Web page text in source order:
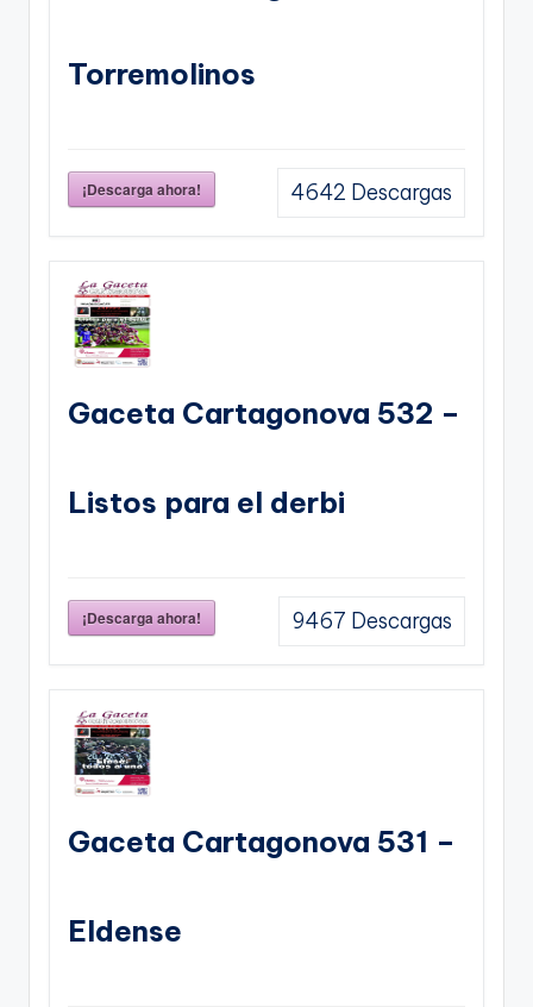
Torremolinos
¡Descarga ahora! 4642 Descargas
Gaceta Cartagonova 532 –
Listos para el derbi
¡Descarga ahora! 9467 Descargas
Gaceta Cartagonova 531 –
Eldense